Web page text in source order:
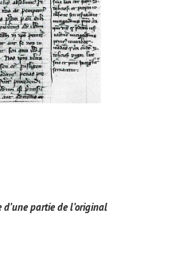
d’une partie de l’original